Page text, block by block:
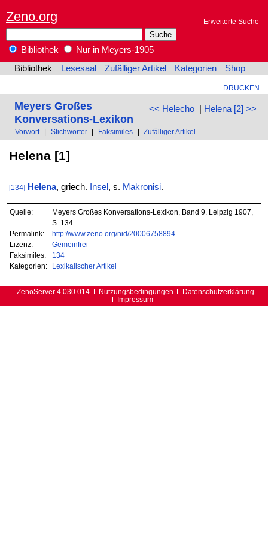
Zeno.org Erweiterte Suche
Bibliothek
Nur in Meyers-1905
Bibliothek
Lesesaal Zufälliger Artikel Kategorien Shop
DRUCKEN
<< Helecho| Helena [2] >>
Meyers Großes
Konversations-Lexikon
Vorwort Stichwörter Faksimiles Zufälliger Artikel
Helena [1]
[134] Helena, griech. Insel , s. Makronisi.
Quelle:
Meyers Großes Konversations-Lexikon, Band 9. Leipzig 1907,
S. 134.
Permalink:
http://www.zeno.org/nid/20006758894
Lizenz:
Gemeinfrei
Faksimiles:
134
Kategorien:
Lexikalischer Artikel
ZenoServer 4.030.014 Nutzungsbedingungen
Datenschutzerklärung
Impressum